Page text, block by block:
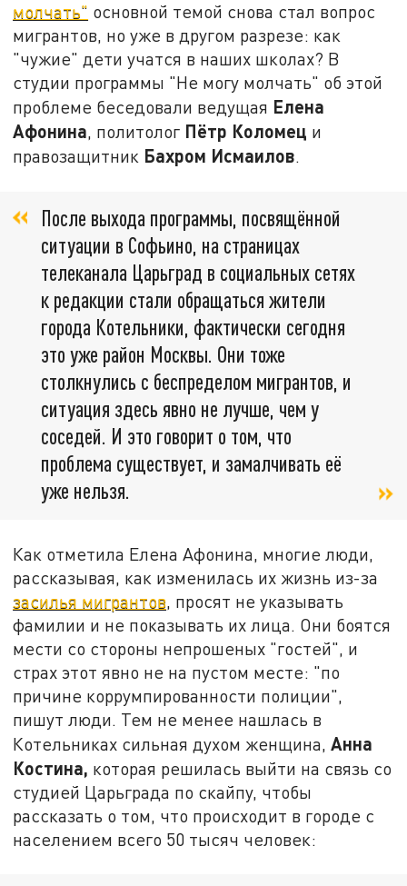
молчать" основной темой снова стал вопрос
мигрантов, но уже в другом разрезе: как
"чужие" дети учатся в наших школах? В
студии программы "Не могу молчать" об этой
проблеме беседовали ведущая Елена
Афонина, политолог Пётр Коломец и
правозащитник Бахром Исмаилов.
После выхода программы, посвящённой
ситуации в Софьино, на страницах
телеканала Царьград в социальных сетях
к редакции стали обращаться жители
города Котельники, фактически сегодня
это уже район Москвы. Они тоже
столкнулись с беспределом мигрантов, и
ситуация здесь явно не лучше, чем у
соседей. И это говорит о том, что
проблема существует, и замалчивать её
уже нельзя.
Как отметила Елена Афонина, многие люди,
рассказывая, как изменилась их жизнь из-за
засилья мигрантов, просят не указывать
фамилии и не показывать их лица. Они боятся
мести со стороны непрошеных "гостей", и
страх этот явно не на пустом месте: "по
причине коррумпированности полиции",
пишут люди. Тем не менее нашлась в
Котельниках сильная духом женщина,Анна
Костина, которая решилась выйти на связь со
студией Царьграда по скайпу, чтобы
рассказать о том, что происходит в городе с
населением всего 50 тысяч человек: